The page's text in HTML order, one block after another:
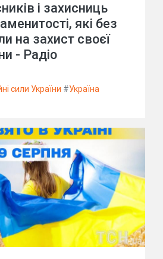
і захисниць
які без
на захист своєї
- Радіо
сили України #Україна